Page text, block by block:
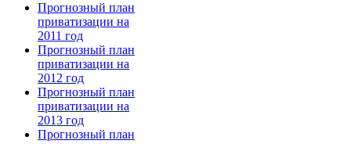
Прогнозный план
приватизации на
2011 год
Прогнозный план
приватизации на
2012 год
Прогнозный план
приватизации на
2013 год
Прогнозный план